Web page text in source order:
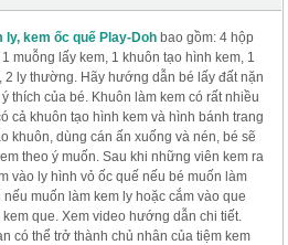
ly, kem ốc quế Play-Doh bao gồm: 4 hộp
muỗng lấy kem, 1 khuôn tạo hình kem, 1
2 ly thường. Hãy hướng dẫn bé lấy đất nặn
thích của bé. Khuôn làm kem có rất nhiều
cả khuôn tạo hình kem và hình bánh trang
khuôn, dùng cán ấn xuống và nén, bé sẽ
theo ý muốn. Sau khi những viên kem ra
vào ly hình vỏ ốc quế nếu bé muốn làm
muốn làm kem ly hoặc cắm vào que
que. Xem video hướng dẫn chi tiết.
có thể trở thành chủ nhân của tiệm kem